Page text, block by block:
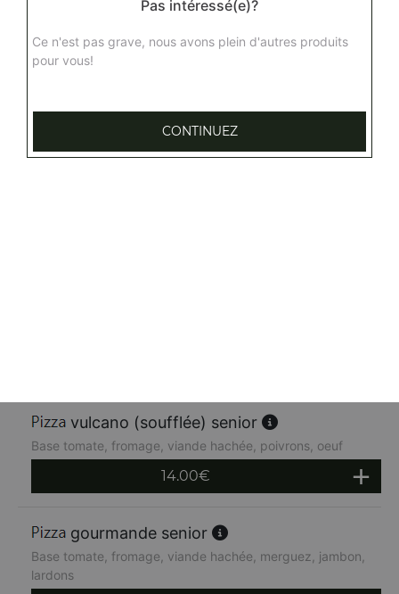
14.00 €
samouraï senior
oignons
vulcano (soufflée) senior
Base tomate, fromage, viande hachée, poivrons, oeuf
14.00€
gourmande senior
Base tomate, fromage, viande hachée, merguez, jambon,
lardons
Pas intéressé(e)?
Ce n'est pas grave, nous avons plein d'autres produits
pour vous!
CONTINUEZ